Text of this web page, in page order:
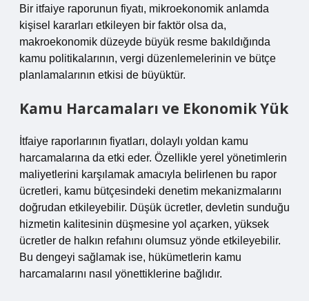
Bir itfaiye raporunun fiyatı, mikroekonomik anlamda
kişisel kararları etkileyen bir faktör olsa da,
makroekonomik düzeyde büyük resme bakıldığında
kamu politikalarının, vergi düzenlemelerinin ve bütçe
planlamalarının etkisi de büyüktür.
Kamu Harcamaları ve Ekonomik Yük
İtfaiye raporlarının fiyatları, dolaylı yoldan kamu
harcamalarına da etki eder. Özellikle yerel yönetimlerin
maliyetlerini karşılamak amacıyla belirlenen bu rapor
ücretleri, kamu bütçesindeki denetim mekanizmalarını
doğrudan etkileyebilir. Düşük ücretler, devletin sunduğu
hizmetin kalitesinin düşmesine yol açarken, yüksek
ücretler de halkın refahını olumsuz yönde etkileyebilir.
Bu dengeyi sağlamak ise, hükümetlerin kamu
harcamalarını nasıl yönettiklerine bağlıdır.